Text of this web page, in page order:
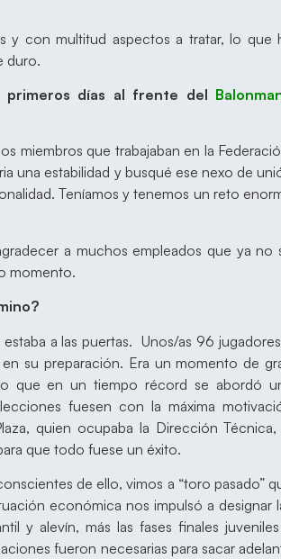
y con multitud aspectos a tratar, lo que
duro.
primeros días al frente del
miembros que trabajaban en la
una estabilidad y busqué ese nexo de
Teníamos y tenemos un reto
a muchos empleados que ya no
momento.
a las puertas. Unos/as 96
su preparación. Era un momento de
que en un tiempo récord se abordó
fuesen con la máxima
quien ocupaba la Dirección Técnica,
que todo fuese un éxito.
de ello, vimos a “toro pasado”
económica nos impulsó a designar
y alevín, más las fases finales
fueron necesarias para sacar